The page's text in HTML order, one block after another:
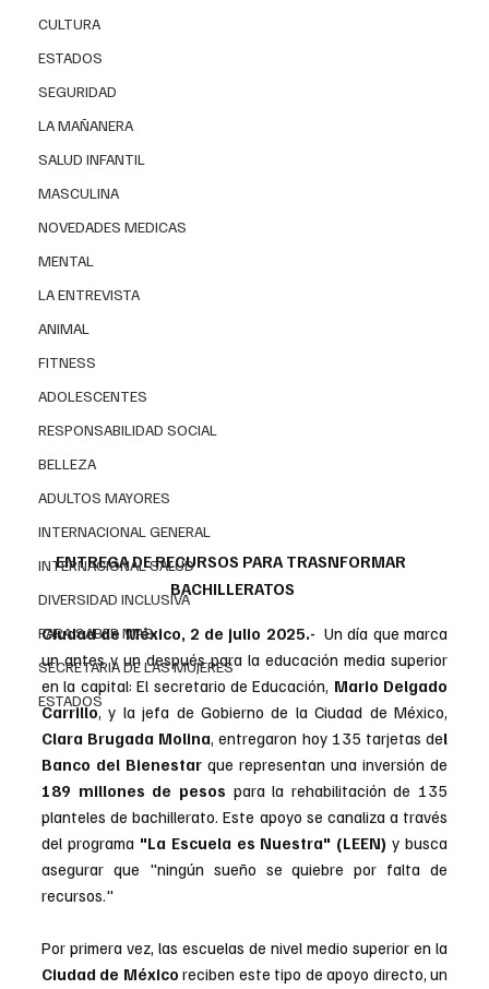
CULTURA
ESTADOS
SEGURIDAD
LA MAÑANERA
SALUD INFANTIL
MASCULINA
NOVEDADES MEDICAS
MENTAL
LA ENTREVISTA
ANIMAL
FITNESS
ADOLESCENTES
RESPONSABILIDAD SOCIAL
BELLEZA
ADULTOS MAYORES
INTERNACIONAL GENERAL
INTERNACIONAL SALUD
DIVERSIDAD INCLUSIVA
PARA SABER MAS
SECRETARIA DE LAS MUJERES
ESTADOS
ENTREGA DE RECURSOS PARA TRASNFORMAR
BACHILLERATOS
Ciudad de México, 2 de julio 2025.- Un día que marca
un antes y un después para la educación media superior
en la capital: El secretario de Educación, Mario Delgado
Carrillo
Clara Brugada Molina, entregaron hoy 135 tarjetas del
Banco del Bienestar
189 millones de pesos para la rehabilitación de 135
planteles de bachillerato. Este apoyo se canaliza a través
del programa "La Escuela es Nuestra" (LEEN) y busca
asegurar que "ningún sueño se quiebre por falta de
recursos."
Ciudad de México reciben este tipo de apoyo directo, un